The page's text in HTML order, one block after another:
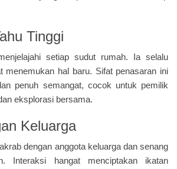
Tinggi
setiap sudut rumah. Ia selalu
menemukan hal baru. Sifat penasaran ini
penuh semangat, cocok untuk pemilik
eksplorasi bersama.
Keluarga
dengan anggota keluarga dan senang
Interaksi hangat menciptakan ikatan